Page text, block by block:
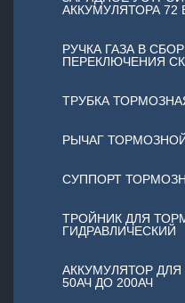
АККУМУЛЯТОРА 72
РУЧКА ГАЗА В
ПЕРЕКЛЮЧЕНИЯ
ТРУБКА
РЫЧАГ
СУППОРТ
ТРОЙНИК ДЛЯ
ГИДРАВЛИЧЕСКИЙ
АККУМУЛЯТОР
50АЧ ДО 200АЧ